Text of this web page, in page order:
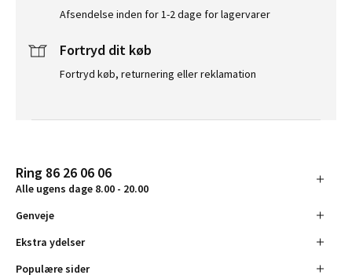
Afsendelse inden for 1-2 dage for lagervarer
Fortryd dit køb
Fortryd køb, returnering eller reklamation
Ring 86 26 06 06
Alle ugens dage 8.00 - 20.00
Genveje
Ekstra ydelser
Populære sider